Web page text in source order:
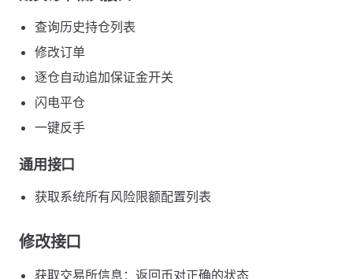
查询历史持仓列表
修改订单
逐仓自动追加保证金开关
闪电平仓
一键反手
通用接口
获取系统所有风险限额配置列表
修改接口
获取交易所信息：返回币对正确的状态